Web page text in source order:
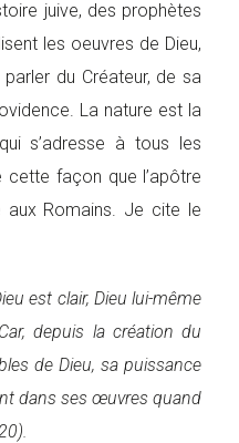
juive, des prophètes
les oeuvres de Dieu,
du Créateur, de sa
La nature est la
s’adresse à tous les
cette façon que l’apôtre
Romains. Je cite le
est clair, Dieu lui-même
depuis la création du
de Dieu, sa puissance
dans ses œuvres quand